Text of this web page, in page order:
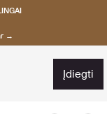
→
įdiegti